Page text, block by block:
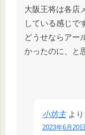
大阪王将は各店
している感じで
どうせならアー
かったのに、と
小坊主 より:
2023年6月20